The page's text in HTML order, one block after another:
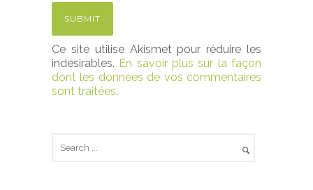
Ce site utilise Akismet pour réduire les
indésirables. En savoir plus sur la façon
dont les données de vos commentaires
sont traitées.